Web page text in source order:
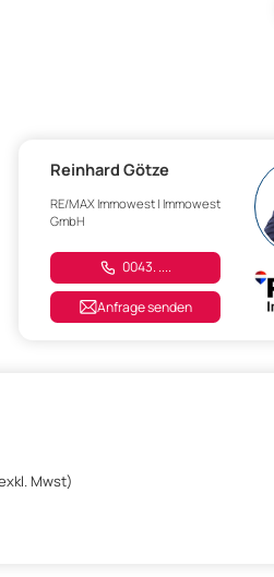
Reinhard Götze
RE/MAX Immowest | Immowest
GmbH
0043. ....
Anfrage senden
Mwst)